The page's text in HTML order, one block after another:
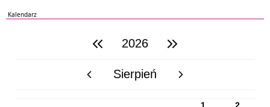
Kalendarz
poprzedni rok2026 następny rok
poprzedni miesiącSierpień następny miesiąc
1 2